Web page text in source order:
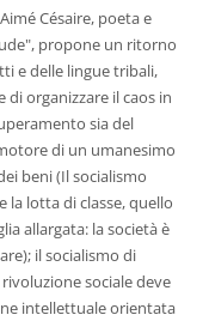
Césaire, poeta e
propone un ritorno
e delle lingue tribali,
di organizzare il caos in
sia del
di un umanesimo
beni (Il socialismo
la lotta di classe, quello
allargata: la società è
il socialismo di
sociale deve
intellettuale orientata